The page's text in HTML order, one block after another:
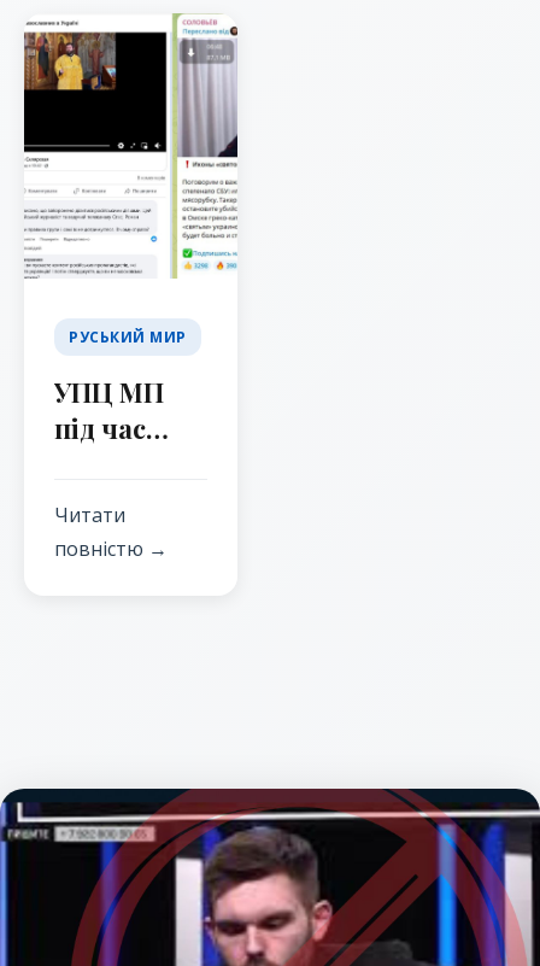
РУСЬКИЙ МИР
УПЦ МП
під час
ширить
російську
Читати
повністю →